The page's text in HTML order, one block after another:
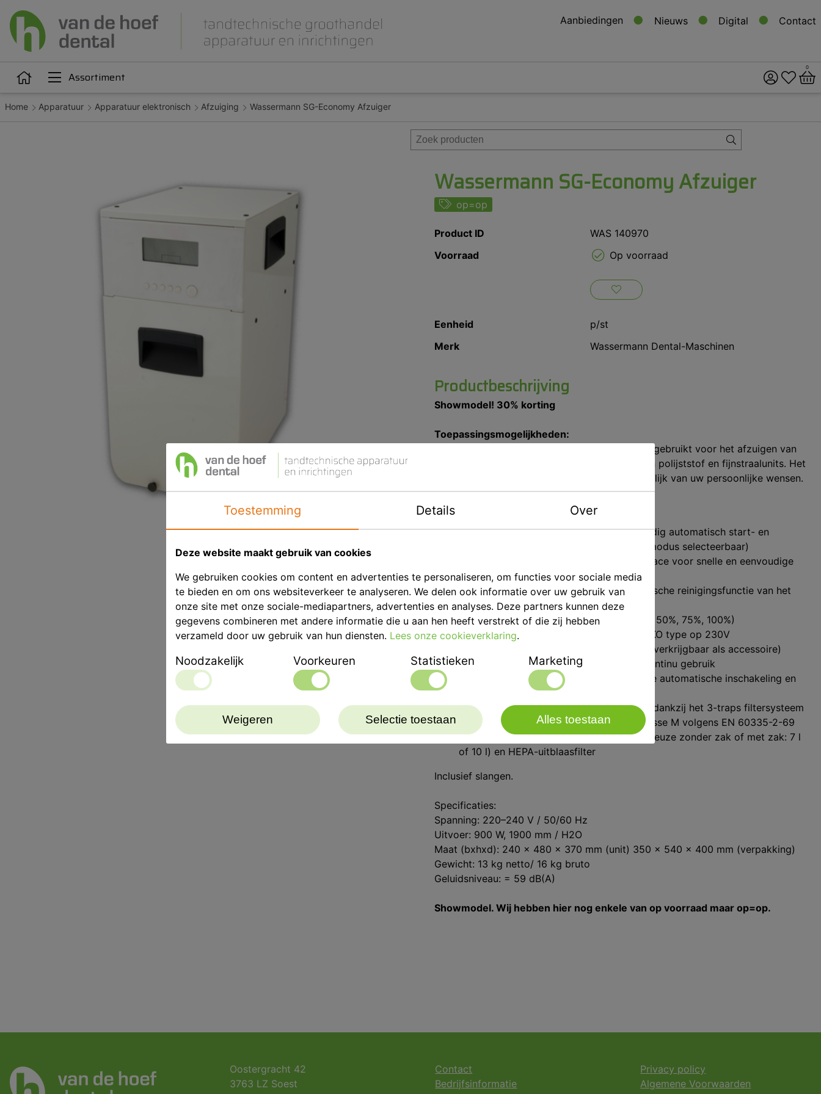
Aanbiedingen Nieuws Digital Contact
Assortiment
Articulatie Attachments Beet- en lepelplaten
Gips en inbedmassa
Implantologie
Meubilair en inrichting
Modelleren en was
0
Home Apparatuur Apparatuur elektronisch Afzuiging Wassermann SG-Economy Afzuiger
Wassermann SG-Economy Afzuiger
op=op
Product ID
WAS 140970
Voorraad
Op voorraad
Eenheid
p/st
Merk
Wassermann Dental-Maschinen
Productbeschrijving
Showmodel! 30% korting
Toepassingsmogelijkheden:
Deze efficiënte en veelzijdige afzuigunit wordt gebruikt voor het afzuigen van
tandstof op de werkplek, voor het afzuigen van polijststof en fijnstraalunits. Het
kan op vele manieren worden gebruikt, afhankelijk van uw persoonlijke wensen.
Belangrijkste kenmerken:
Zuigunit met zeer efficiënte motor en handig automatisch start- en
stopsysteem (automatische/handmatige modus selecteerbaar)
Duidelijk gestructureerde gebruikersinterface voor snelle en eenvoudige
bediening [Fig. 2]
Met filterstatuswaarschuwing en automatische reinigingsfunctie van het
patroonfilter
Instelbare motorvermogensregeling (25%, 50%, 75%, 100%)
Elektrisch gereedschap stopcontact SHUKO type op 230V
Uitbreidbaar naar twee plaatsen (adapter verkrijgbaar als accessoire)
Bijna geruisloze werking, geschikt voor continu gebruik
Hoge veiligheidsstandaard: met praktische automatische inschakeling en
geïntegreerde naloop
Veiligheid en gezondheid op de werkplek dankzij het 3-traps filtersysteem
inclusief hoofdfilter / patroonfilter van klasse M volgens EN 60335-2-69
(wasbaar) [Fig. 3], filterzakkenbox (naar keuze zonder zak of met zak: 7 l
of 10 l) en HEPA-uitblaasfilter
Inclusief slangen.
Specificaties:
Spanning: 220–240 V / 50/60 Hz
Uitvoer: 900 W, 1900 mm / H2O
Maat (bxhxd): 240 x 480 x 370 mm (unit) 350 x 540 x 400 mm (verpakking)
Gewicht: 13 kg netto/ 16 kg bruto
Geluidsniveau: = 59 dB(A)
Showmodel. Wij hebben hier nog enkele van op voorraad maar op=op.
Oostergracht 42
3763 LZ Soest
Contact
Bedrijfsinformatie
Privacy policy
Algemene Voorwaarden
Toestemming Details Over
Deze website maakt gebruik van cookies
We gebruiken cookies om content en advertenties te personaliseren, om functies voor sociale media
te bieden en om ons websiteverkeer te analyseren. We delen ook informatie over uw gebruik van
onze site met onze sociale-mediapartners, advertenties en analyses. Deze partners kunnen deze
gegevens combineren met andere informatie die u aan hen heeft verstrekt of die zij hebben
verzameld door uw gebruik van hun diensten. Lees onze cookieverklaring.
Noodzakelijk Voorkeuren Statistieken Marketing
Weigeren Selectie toestaan Alles toestaan